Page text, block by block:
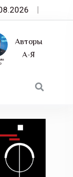
приглашает на
Авторы
А-Я